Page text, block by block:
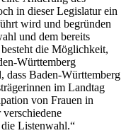
in dieser Legislatur ein
wird und begründen
und dem bereits
die Möglichkeit,
Württemberg
dass Baden-Württemberg
im Landtag
von Frauen in
Listenwahl.“